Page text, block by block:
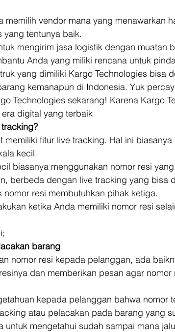
memilih vendor mana yang menawarkan
yang tentunya baik.
mengirim jasa logistik dengan muatan
Anda yang miliki rencana untuk
yang dimiliki Kargo Technologies bisa
kemanapun di Indonesia. Yuk
Technologies sekarang! Karena Kargo
digital yang terbaik
memiliki fitur live tracking. Hal ini
kecil.
biasanya menggunakan nomor resi
berbeda dengan live tracking yang bisa
resi membutuhkan pihak ketiga.
ketika Anda memiliki nomor resi
barang
nomor resi kepada pelanggan, ada
dan memberikan pesan agar nomor
kepada pelanggan bahwa nomor
atau pelacakan pada barang yang
untuk mengetahui sudah sampai mana